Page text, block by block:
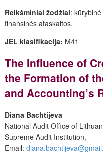
Reikšminiai žodžiai:
finansinės ataskaitos.
JEL klasifikacija: M41
The Influence of
the Formation of
and Accounting’s
Diana Bachtijeva
National Audit Office of
Supreme Audit Institution,
Email: